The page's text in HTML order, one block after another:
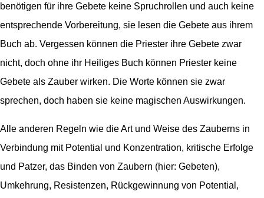
benötigen für ihre Gebete keine Spruchrollen und auch keine
entsprechende Vorbereitung, sie lesen die Gebete aus ihrem
Buch ab. Vergessen können die Priester ihre Gebete zwar
nicht, doch ohne ihr Heiliges Buch können Priester keine
Gebete als Zauber wirken. Die Worte können sie zwar
sprechen, doch haben sie keine magischen Auswirkungen.
Alle anderen Regeln wie die Art und Weise des Zauberns in
Verbindung mit Potential und Konzentration, kritische Erfolge
und Patzer, das Binden von Zaubern (hier: Gebeten),
Umkehrung, Resistenzen, Rückgewinnung von Potential,